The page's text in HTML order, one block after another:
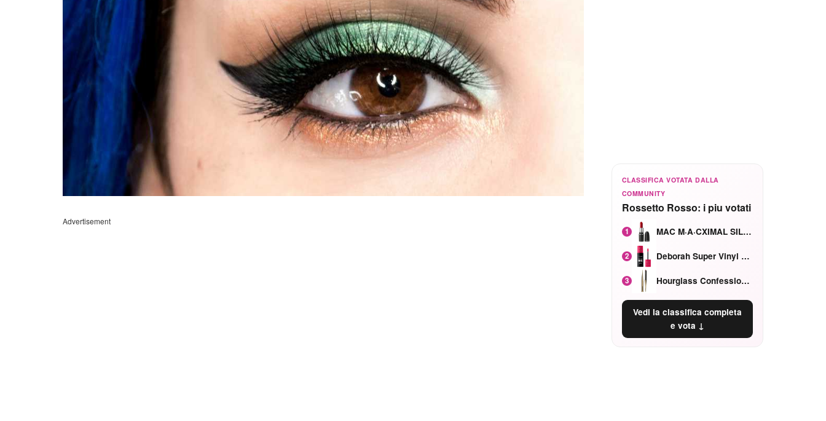
Advertisement
CLASSIFICA VOTATA DALLA
COMMUNITY
Rossetto Rosso: i piu votati
1 MAC M·A·CXIMAL SILKY MATTE Red Rock mat
2 Deborah Super Vinyl Shake Rosa Ciliegia
3 Hourglass Confession Ricaricabile Ultra Preciso Ad Alta Intensità Secretly Classic Red
Vedi la classifica completa
e vota ↓